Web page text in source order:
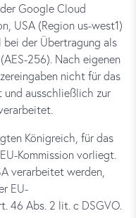
Google Cloud
USA (Region us-west1)
der Übertragung als
256). Nach eigenen
nicht für das
und ausschließlich zur
Königreich, für das
Kommission vorliegt.
verarbeitet werden,
EU-
46 Abs. 2 lit. c DSGVO.